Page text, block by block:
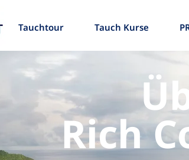
Tauchtour Tauch Kurse
Rich